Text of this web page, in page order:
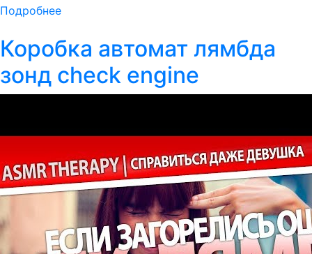
Подробнее
Коробка автомат лямбда
зонд check engine